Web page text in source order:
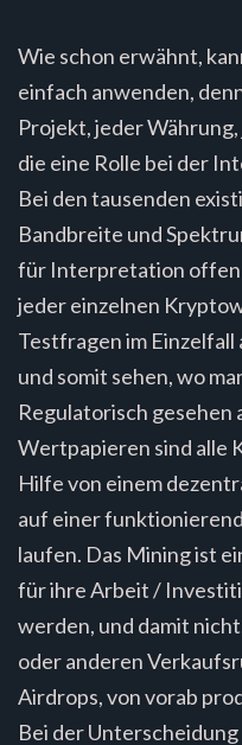
Wie schon erwähnt,
einfach anwenden,
Projekt, jeder
die eine Rolle bei der
Bei den tausenden
Bandbreite und
für Interpretation offen
jeder einzelnen
Testfragen im
und somit sehen, wo
Regulatorisch gesehen
Wertpapieren sind alle
Hilfe von einem
auf einer
laufen. Das Mining ist
für ihre Arbeit /
werden, und damit
oder anderen
Airdrops, von vorab
Bei der Unterscheidung